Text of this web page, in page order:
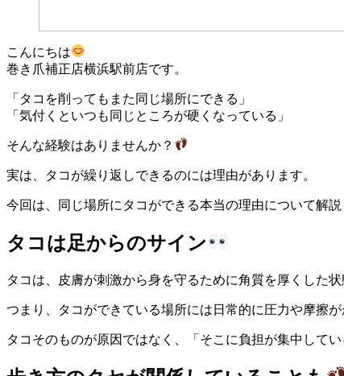
こんにちは
巻き爪補正店横浜駅前店です。
「タコを削ってもまた同じ場所にできる」
「気付くといつも同じところが硬くなっている」
そんな経験はありませんか？
実は、タコが繰り返しできるのには理由があります。
今回は、同じ場所にタコができる本当の理由について解説
タコは足からのサイン
タコは、皮膚が刺激から身を守るために角質を厚くした状
つまり、タコができている場所には日常的に圧力や摩擦が
タコそのものが原因ではなく、「そこに負担が集中して